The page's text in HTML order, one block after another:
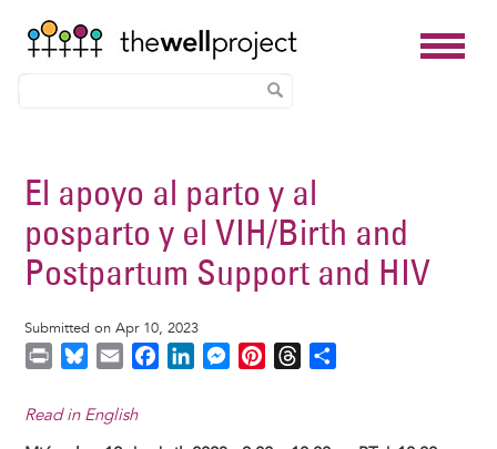
main
content
El apoyo al parto y al
posparto y el VIH/Birth and
Postpartum Support and HIV
Submitted on Apr 10, 2023
i
u
a
M
Read in English